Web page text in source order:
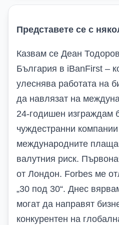
Представете се с
Казвам се Деан
България в iBanFirst –
улеснява работата на
да навлязат на
24-годишен изграждам
чуждестранни
международните
валутния риск.
от Лондон. Forbes ме
„30 под 30“. Днес
могат да направят
конкурентен на